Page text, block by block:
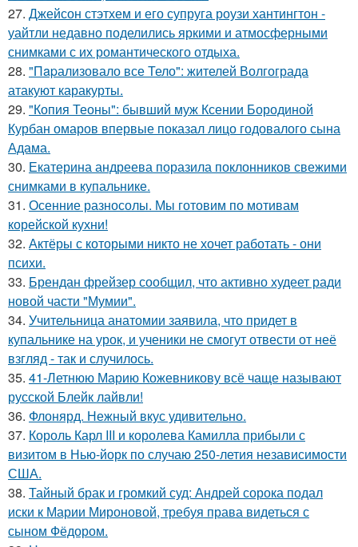
27. Джейсон стэтхем и его супруга роузи хантингтон -
уайтли недавно поделились яркими и атмосферными
снимками с их романтического отдыха.
28. "Пapализовало все Тело": жителей Волгограда
атакуют каракурты.
29. "Копия Теоны": бывший муж Ксении Бородиной
Курбан омаров впервые показал лицо годовалого сына
Адама.
30. Екатерина андреева поразила поклонников свежими
снимками в купальнике.
31. Осенние разносолы. Мы готовим по мотивам
корейской кухни!
32. Актёры с которыми никто не хочет работать - они
психи.
33. Брендан фрейзер сообщил, что активно худеет ради
новой части "Мумии".
34. Учительница анатомии заявила, что придет в
купальнике на урок, и ученики не смогут отвести от неё
взгляд - так и случилось.
35. 41-Летнюю Марию Кожевникову всё чаще называют
русской Блейк лайвли!
36. Флонярд. Нежный вкус удивительно.
37. Король Карл III и королева Камилла прибыли с
визитом в Нью-йорк по случаю 250-летия независимости
США.
38. Тайный брак и громкий суд: Андрей сорока подал
иски к Марии Мироновой, требуя права видеться с
сыном Фёдором.